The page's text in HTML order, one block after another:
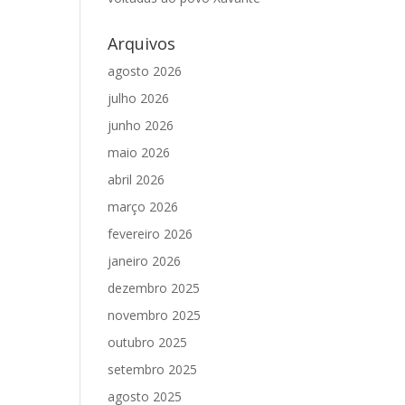
Arquivos
agosto 2026
julho 2026
junho 2026
maio 2026
abril 2026
março 2026
fevereiro 2026
janeiro 2026
dezembro 2025
novembro 2025
outubro 2025
setembro 2025
agosto 2025